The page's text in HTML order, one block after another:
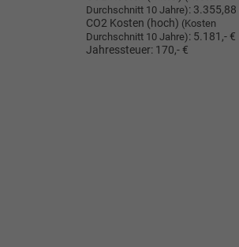
Durchschnitt 10 Jahre): 3.355,88
CO2 Kosten (hoch) (Kosten
Durchschnitt 10 Jahre): 5.181,- €
Jahressteuer: 170,- €